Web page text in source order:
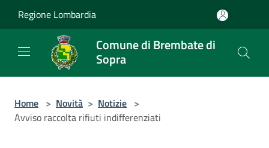
Regione Lombardia
Comune di Brembate di
Sopra
Home > Novità > Notizie >
Avviso raccolta rifiuti indifferenziati